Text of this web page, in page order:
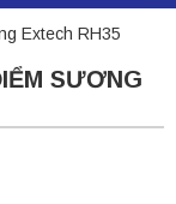
Extech RH35
SƯƠNG